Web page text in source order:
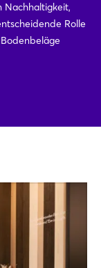
Nachhaltigkeit,
Rolle